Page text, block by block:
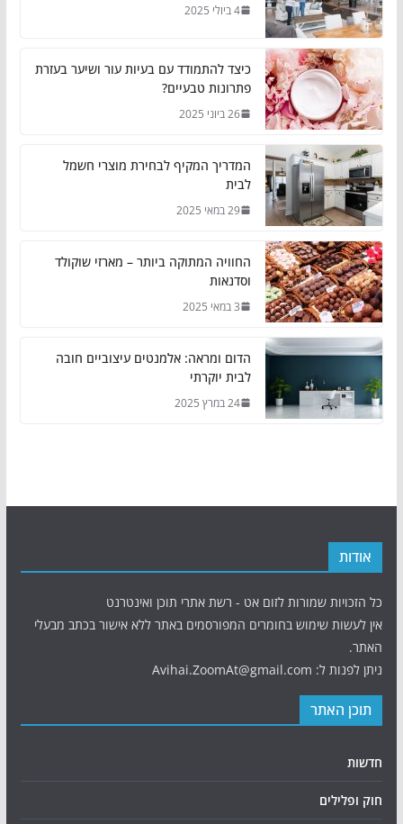
4 ביולי 2025
כיצד להתמודד עם בעיות עור ושיער בעזרת
פתרונות טבעיים?
26 ביוני 2025
המדריך המקיף לבחירת מוצרי חשמל
לבית
29 במאי 2025
החוויה המתוקה ביותר – מארזי שוקולד
וסדנאות
3 במאי 2025
הדום ומראה: אלמנטים עיצוביים חובה
לבית יוקרתי
24 במרץ 2025
אודות
כל הזכויות שמורות לזום אט - רשת אתרי תוכן ואינטרנט
אין לעשות שימוש בחומרים המפורסמים באתר ללא אישור בכתב מבעלי
האתר.
ניתן לפנות ל: Avihai.ZoomAt@gmail.com
תוכן האתר
חדשות
חוק ופלילים